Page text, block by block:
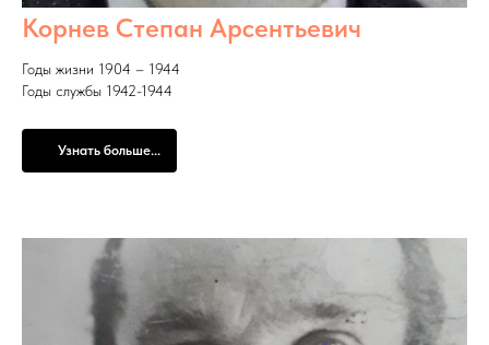
Корнев Степан Арсентьевич
Годы жизни 1904 – 1944
Годы службы 1942-1944
Узнать больше...